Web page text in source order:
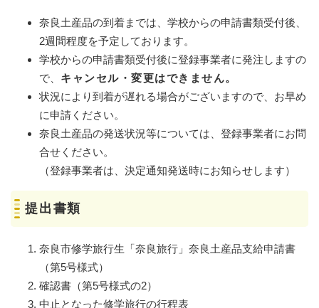
奈良土産品の到着までは、学校からの申請書類受付後、
2週間程度を予定しております。
学校からの申請書類受付後に登録事業者に発注しますの
で、 キャンセル・変更はできません。
状況により到着が遅れる場合がございますので、お早め
に申請ください。
奈良土産品の発送状況等については、登録事業者にお問
合せください。
（登録事業者は、決定通知発送時にお知らせします）
提出書類
奈良市修学旅行生「奈良旅行」奈良土産品支給申請書
（第5号様式）
確認書（第5号様式の2）
中止となった修学旅行の行程表